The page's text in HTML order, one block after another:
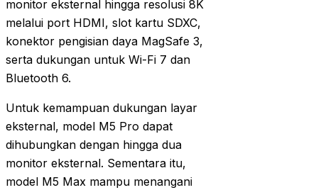
monitor eksternal hingga resolusi 8K
melalui port HDMI, slot kartu SDXC,
konektor pengisian daya MagSafe 3,
serta dukungan untuk Wi-Fi 7 dan
Bluetooth 6.
Untuk kemampuan dukungan layar
eksternal, model M5 Pro dapat
dihubungkan dengan hingga dua
monitor eksternal. Sementara itu,
model M5 Max mampu menangani